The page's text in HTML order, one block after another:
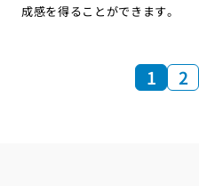
成感を得ることができます。
1 2